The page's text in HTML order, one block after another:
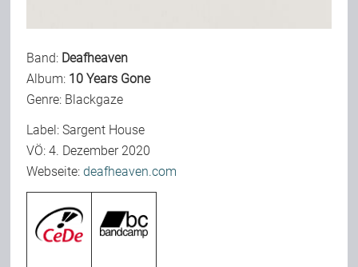
Backstage
Kontakt
Team
Join Us
Support Us
Band: Deafheaven
Album: 10 Years Gone
Genre: Blackgaze
Label: Sargent House
VÖ: 4. Dezember 2020
Webseite:deafheaven.com